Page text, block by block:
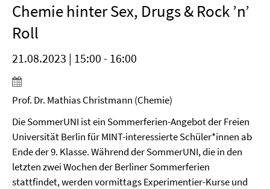
Chemie hinter Sex, Drugs & Rock ’n’
Roll
21.08.2023 | 15:00 - 16:00
Prof. Dr. Mathias Christmann (Chemie)
Die SommerUNI ist ein Sommerferien-Angebot der Freien
Universität Berlin für MINT-interessierte Schüler*innen ab
Ende der 9. Klasse. Während der SommerUNI, die in den
letzten zwei Wochen der Berliner Sommerferien
stattfindet, werden vormittags Experimentier-Kurse und